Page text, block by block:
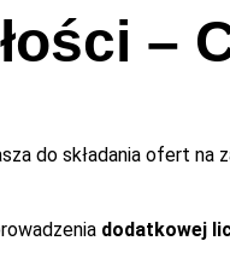
–
do składania ofert na
dodatkowej